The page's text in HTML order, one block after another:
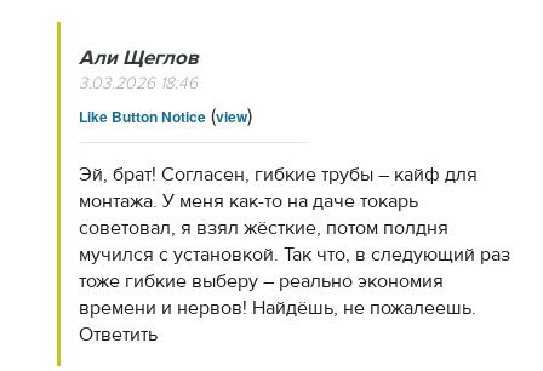
Али Щеглов
3.03.2026 18:46
Like Button Notice(view)
Эй, брат! Согласен, гибкие трубы – кайф для
монтажа. У меня как-то на даче токарь
советовал, я взял жёсткие, потом полдня
мучился с установкой. Так что, в следующий раз
тоже гибкие выберу – реально экономия
времени и нервов! Найдёшь, не пожалеешь.
Ответить